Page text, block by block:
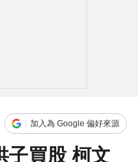
加入為 Google 偏好來源
子買股 柯文